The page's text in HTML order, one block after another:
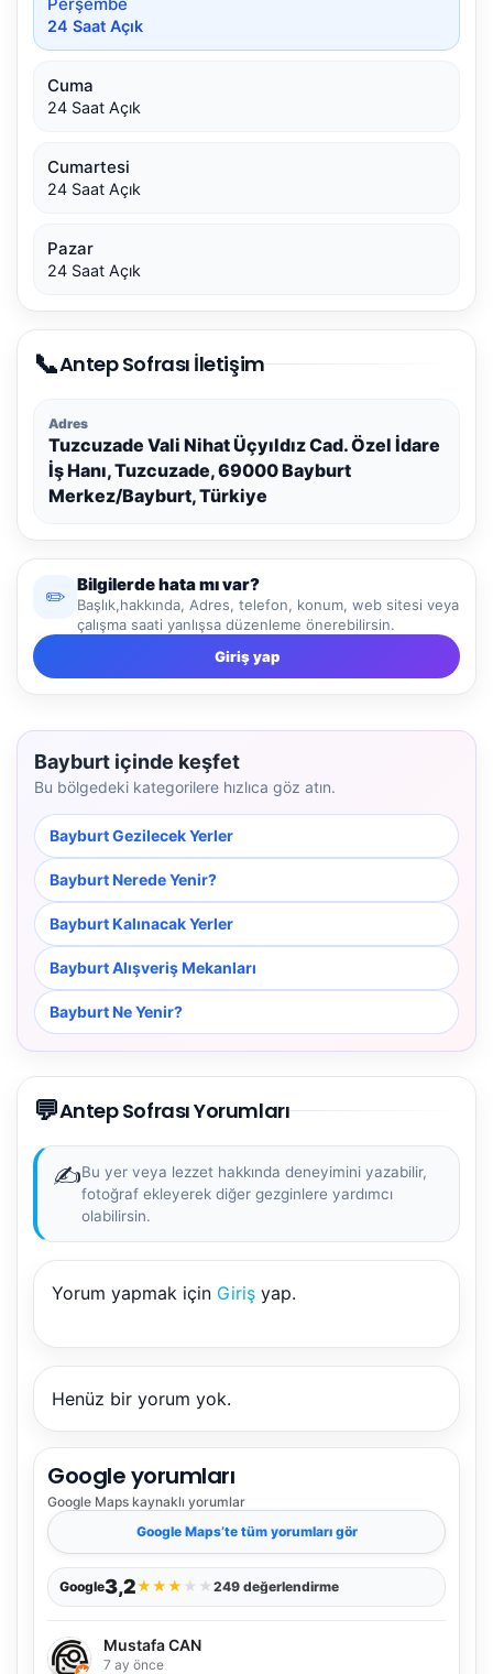
24 Saat Açık
Cuma
24 Saat Açık
Cumartesi
24 Saat Açık
Pazar
24 Saat Açık
📞Antep Sofrası İletişim
Adres
Tuzcuzade Vali Nihat Üçyıldız Cad. Özel İdare
İş Hanı, Tuzcuzade, 69000 Bayburt
Merkez/Bayburt, Türkiye
✏️
Bilgilerde hata mı var?
Başlık,hakkında, Adres, telefon, konum, web sitesi veya
çalışma saati yanlışsa düzenleme önerebilirsin.
Giriş yap
Bayburt içinde keşfet
Bu bölgedeki kategorilere hızlıca göz atın.
Bayburt Gezilecek Yerler
Bayburt Nerede Yenir?
Bayburt Kalınacak Yerler
Bayburt Alışveriş Mekanları
Bayburt Ne Yenir?
💬Antep Sofrası Yorumları
✍️Bu yer veya lezzet hakkında deneyimini yazabilir,
fotoğraf ekleyerek diğer gezginlere yardımcı
olabilirsin.
Yorum yapmak için Giriş yap.
Henüz bir yorum yok.
Google yorumları
Google Maps kaynaklı yorumlar
Google Maps’te tüm yorumları gör
Google3,2★★★ ★ ★ 249 değerlendirme
Mustafa CAN
7 ay önce